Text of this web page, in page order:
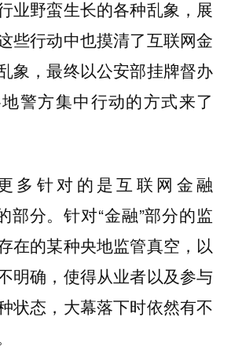
业野蛮生长的各种乱象，展
些行动中也摸清了互联网金
象，最终以公安部挂牌督办
警方集中行动的方式来了
多针对的是互联网金融
部分。针对“金融”部分的监
在的某种央地监管真空，以
明确，使得从业者以及参与
状态，大幕落下时依然有不